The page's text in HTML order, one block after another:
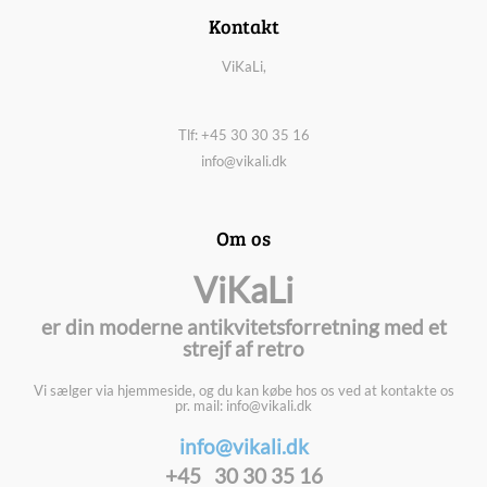
Kontakt
ViKaLi,
Tlf: +45 30 30 35 16
info@vikali.dk
Om os
ViKaLi
er din moderne antikvitetsforretning med et
strejf af retro
Vi sælger via hjemmeside, og du kan købe hos os ved at kontakte os
pr. mail: info@vikali.dk
info@vikali.dk
+45 30 30 35 16